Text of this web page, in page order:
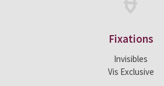
Fixations
Invisibles
Vis Exclusive